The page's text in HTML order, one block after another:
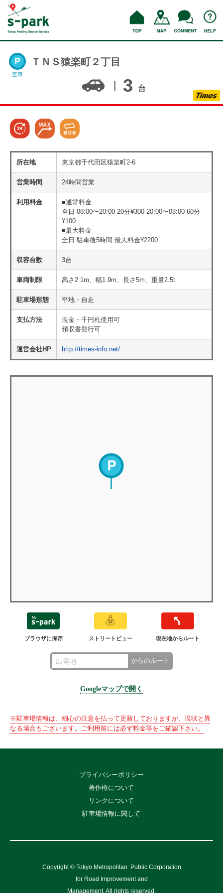
空車
ＴＮＳ猿楽町２丁目
3 台
所在地 東京都千代田区猿楽町2-6
営業時間 24時間営業
利用料金
■通常料金
全日 08:00〜20:00 20分¥300 20:00〜08:00 60分
¥100
■最大料金
全日 駐車後5時間 最大料金¥2200
収容台数 3台
車両制限 高さ2.1m、幅1.9m、長さ5m、重量2.5t
駐車場形態 平地・自走
支払方法
現金・千円札使用可
領収書発行可
運営会社HP http://times-info.net/
ブラウザに保存 ストリートビュー 現在地からルート
からのルート
Googleマップで開く
※駐車場情報は、細心の注意を払って更新しておりますが、現状と異
なる場合もございます。ご利用前には必ず料金等をご確認下さい。
プライバシーポリシー
著作権について
リンクについて
駐車場情報に関して
Copyright © Tokyo Metropolitan
Public Corporation
for Road Improvement and
Management, All rights reserved.